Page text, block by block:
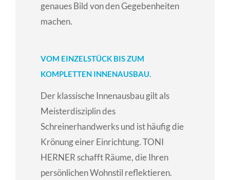
genaues Bild von den Gegebenheiten
machen.
VOM EINZELSTÜCK BIS ZUM
KOMPLETTEN INNENAUSBAU.
Der klassische Innenausbau gilt als
Meisterdisziplin des
Schreinerhandwerks und ist häufig die
Krönung einer Einrichtung. TONI
HERNER schafft Räume, die Ihren
persönlichen Wohnstil reflektieren.